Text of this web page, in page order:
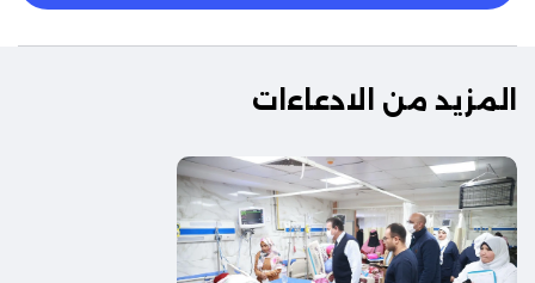
المزيد من الادعاءات